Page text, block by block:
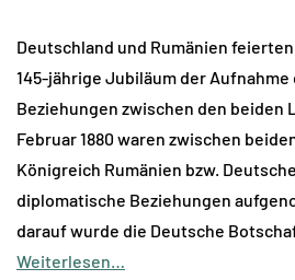
Deutschland und Rumänien
145-jährige Jubiläum der
Beziehungen zwischen den beiden
Februar 1880 waren zwischen
Königreich Rumänien bzw.
diplomatische Beziehungen
darauf wurde die Deutsche
Weiterlesen…